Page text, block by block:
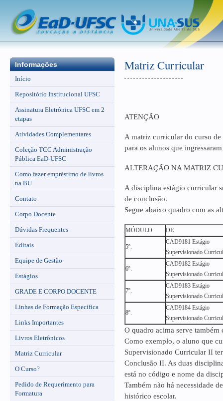
Informações
Início
Repositório Institucional UFSC
Assinatura Eletrônica UFSC em 2
etapas
Atividades Complementares
Coleção TCC Administração
Pública EaD-UFSC
Como fazer empréstimo de livros
na BU
Contato
Corpo Docente
Dúvidas Frequentes
Editais
Equipe de Gestão
Estágios
GRADE E CORPO DOCENTE
Linhas de Formação Específica
Links Importantes
Livros Eletrônicos
Matriz Curricular
O Curso?
Pedido de Requerimento para
Formatura
Matriz Curricular
ATENÇÃO
A matriz curricular do curso
para os alunos que
ALTERAÇÃO NA MATRIZ
A disciplina estágio curricular
de conclusão.
Segue abaixo quadro com as
MÓDULO DE
5º.
CAD9181 Estágio
Supervisionado
6º.
CAD9182 Estágio
Supervisionado
7º.
CAD9183 Estágio
Supervisionado
8º.
CAD9184 Estágio
Supervisionado
O quadro acima serve
Como exemplo, o aluno que
Supervisionado Curricular II
Conclusão II. As duas
está no código e nome da
Também não há necessidade
histórico escolar.